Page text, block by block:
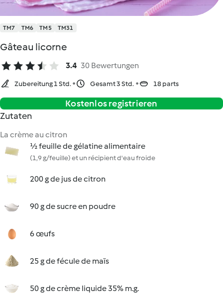
TM7 TM6 TM5 TM31
Gâteau licorne
3.4 30 Bewertungen
Zubereitung 1 Std. Gesamt 3 Std. 18 parts
Kostenlos registrieren
Zutaten
La crème au citron
½ feuille de gélatine alimentaire
(1,9 g/feuille) et un récipient d'eau froide
200 g de jus de citron
90 g de sucre en poudre
6 œufs
25 g de fécule de maïs
50 g de crème liquide 35% m.g.